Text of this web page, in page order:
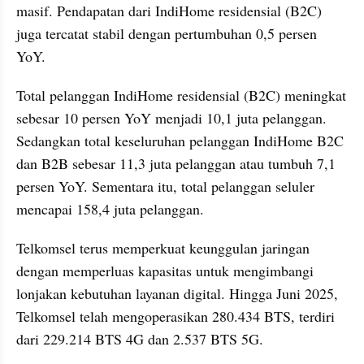
masif. Pendapatan dari IndiHome residensial (B2C)
juga tercatat stabil dengan pertumbuhan 0,5 persen
YoY.
Total pelanggan IndiHome residensial (B2C) meningkat
sebesar 10 persen YoY menjadi 10,1 juta pelanggan.
Sedangkan total keseluruhan pelanggan IndiHome B2C
dan B2B sebesar 11,3 juta pelanggan atau tumbuh 7,1
persen YoY. Sementara itu, total pelanggan seluler
mencapai 158,4 juta pelanggan.
Telkomsel terus memperkuat keunggulan jaringan
dengan memperluas kapasitas untuk mengimbangi
lonjakan kebutuhan layanan digital. Hingga Juni 2025,
Telkomsel telah mengoperasikan 280.434 BTS, terdiri
dari 229.214 BTS 4G dan 2.537 BTS 5G.